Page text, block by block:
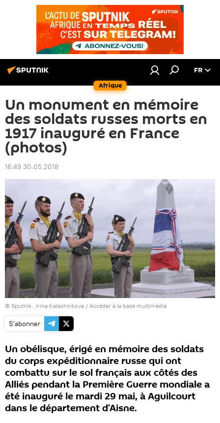
Afrique
FR
Un monument en mémoire
des soldats russes morts en
1917 inauguré en France
(photos)
16:49 30.05.2018
© Sputnik . Irina Kalashnikova / Accéder à la base multimédia
S'abonner
Un obélisque, érigé en mémoire des soldats
du corps expéditionnaire russe qui ont
combattu sur le sol français aux côtés des
Alliés pendant la Première Guerre mondiale a
été inauguré le mardi 29 mai, à Aguilcourt
dans le département d’Aisne.